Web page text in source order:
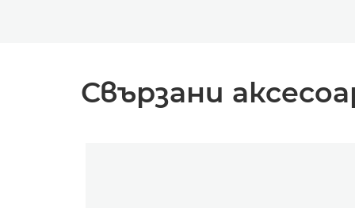
Свързани